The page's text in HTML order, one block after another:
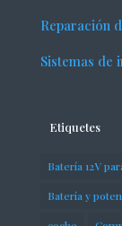
Reparación
Sistemas de
Etiquetes
Batería 12V
Batería y